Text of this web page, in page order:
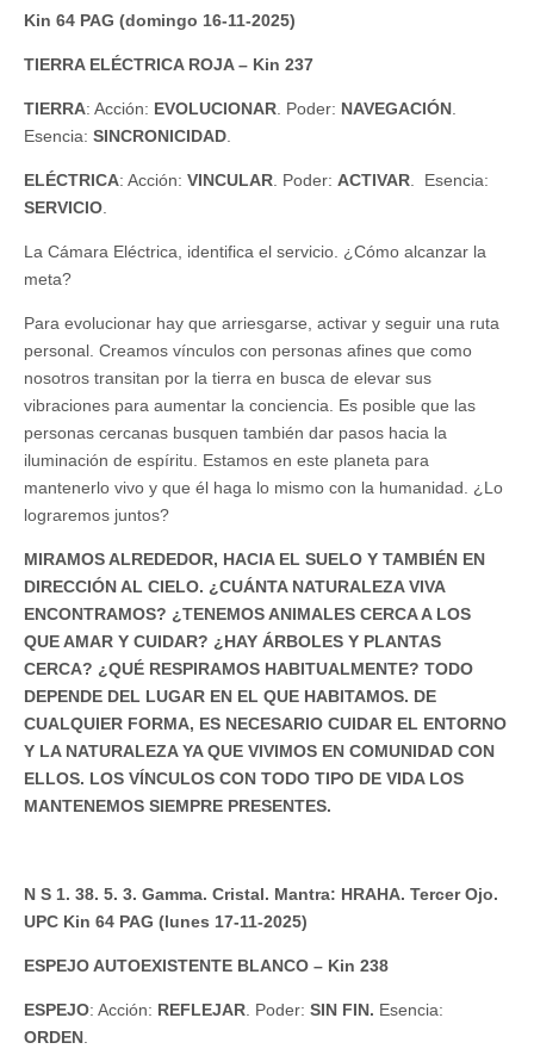
Kin 64 PAG (domingo 16-11-2025)
TIERRA ELÉCTRICA ROJA – Kin 237
TIERRA: Acción: EVOLUCIONAR. Poder: NAVEGACIÓN.
Esencia: SINCRONICIDAD.
ELÉCTRICA: Acción: VINCULAR. Poder: ACTIVAR. Esencia:
SERVICIO.
La Cámara Eléctrica, identifica el servicio. ¿Cómo alcanzar la
meta?
Para evolucionar hay que arriesgarse, activar y seguir una ruta
personal. Creamos vínculos con personas afines que como
nosotros transitan por la tierra en busca de elevar sus
vibraciones para aumentar la conciencia. Es posible que las
personas cercanas busquen también dar pasos hacia la
iluminación de espíritu. Estamos en este planeta para
mantenerlo vivo y que él haga lo mismo con la humanidad. ¿Lo
lograremos juntos?
MIRAMOS ALREDEDOR, HACIA EL SUELO Y TAMBIÉN EN
DIRECCIÓN AL CIELO. ¿CUÁNTA NATURALEZA VIVA
ENCONTRAMOS? ¿TENEMOS ANIMALES CERCA A LOS
QUE AMAR Y CUIDAR? ¿HAY ÁRBOLES Y PLANTAS
CERCA? ¿QUÉ RESPIRAMOS HABITUALMENTE? TODO
DEPENDE DEL LUGAR EN EL QUE HABITAMOS. DE
CUALQUIER FORMA, ES NECESARIO CUIDAR EL ENTORNO
Y LA NATURALEZA YA QUE VIVIMOS EN COMUNIDAD CON
ELLOS. LOS VÍNCULOS CON TODO TIPO DE VIDA LOS
MANTENEMOS SIEMPRE PRESENTES.
N S 1. 38. 5. 3. Gamma. Cristal. Mantra: HRAHA. Tercer Ojo.
UPC Kin 64 PAG (lunes 17-11-2025)
ESPEJO AUTOEXISTENTE BLANCO – Kin 238
ESPEJO: Acción: REFLEJAR. Poder: SIN FIN. Esencia:
ORDEN.